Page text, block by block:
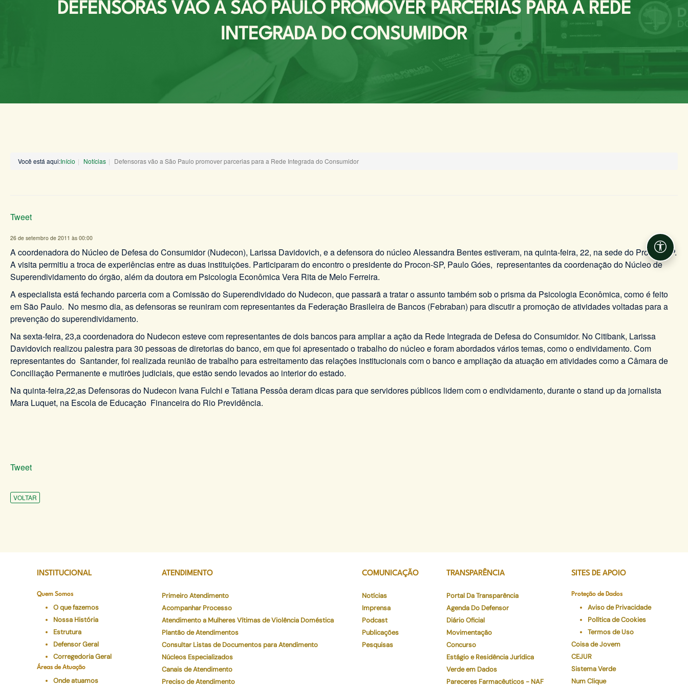
DEFENSORAS VÃO A SÃO PAULO PROMOVER PARCERIAS PARA A REDE
INTEGRADA DO CONSUMIDOR
Você está aqui:Início Notícias Defensoras vão a São Paulo promover parcerias para a Rede Integrada do Consumidor
Tweet
26 de setembro de 2011 às 00:00
A coordenadora do Núcleo de Defesa do Consumidor (Nudecon), Larissa Davidovich, e a defensora do núcleo Alessandra Bentes estiveram, na quinta-feira, 22, na sede do Procon-SP.
A visita permitiu a troca de experiências entre as duas instituições. Participaram do encontro o presidente do Procon-SP, Paulo Góes, representantes da coordenação do Núcleo de
Superendividamento do órgão, além da doutora em Psicologia Econômica Vera Rita de Melo Ferreira.
A especialista está fechando parceria com a Comissão do Superendividado do Nudecon, que passarã a tratar o assunto também sob o prisma da Psicologia Econômica, como é feito
em São Paulo. No mesmo dia, as defensoras se reuniram com representantes da Federação Brasileira de Bancos (Febraban) para discutir a promoção de atividades voltadas para a
prevenção do superendividamento.
Na sexta-feira, 23,a coordenadora do Nudecon esteve com representantes de dois bancos para ampliar a ação da Rede Integrada de Defesa do Consumidor. No Citibank, Larissa
Davidovich realizou palestra para 30 pessoas de diretorias do banco, em que foi apresentado o trabalho do núcleo e foram abordados vários temas, como o endividamento. Com
representantes do Santander, foi realizada reunião de trabalho para estreitamento das relações institucionais com o banco e ampliação da atuação em atividades como a Câmara de
Conciliação Permanente e mutirões judiciais, que estão sendo levados ao interior do estado.
Na quinta-feira,22,as Defensoras do Nudecon Ivana Fulchi e Tatiana Pessôa deram dicas para que servidores públicos lidem com o endividamento, durante o stand up da jornalista
Mara Luquet, na Escola de Educação Financeira do Rio Previdência.
Tweet
VOLTAR
INSTITUCIONAL
Quem Somos
O que fazemos
Nossa História
Estrutura
Defensor Geral
Corregedoria Geral
Áreas de Atuação
Onde atuamos
ATENDIMENTO
Primeiro Atendimento
Acompanhar Processo
Atendimento a Mulheres Vítimas de Violência Doméstica
Plantão de Atendimentos
Consultar Listas de Documentos para Atendimento
Núcleos Especializados
Canais de Atendimento
Preciso de Atendimento
COMUNICAÇÃO
Notícias
Imprensa
Podcast
Publicações
Pesquisas
TRANSPARÊNCIA
Portal Da Transparência
Agenda Do Defensor
Diário Oficial
Movimentação
Concurso
Estágio e Residência Jurídica
Verde em Dados
Pareceres Farmacêuticos - NAF
SITES DE APOIO
Proteção de Dados
Aviso de Privacidade
Política de Cookies
Termos de Uso
Coisa de Jovem
CEJUR
Sistema Verde
Num Clique